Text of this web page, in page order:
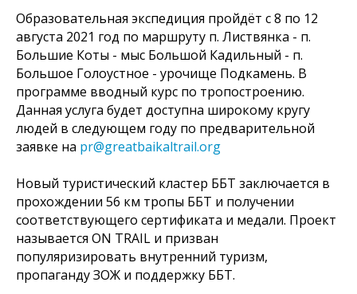
Образовательная экспедиция пройдёт с 8 по 12
августа 2021 год по маршруту п. Листвянка - п.
Большие Коты - мыс Большой Кадильный - п.
Большое Голоустное - урочище Подкамень. В
программе вводный курс по тропостроению.
Данная услуга будет доступна широкому кругу
людей в следующем году по предварительной
заявке на pr@greatbaikaltrail.org
Новый туристический кластер ББТ заключается в
прохождении 56 км тропы ББТ и получении
соответствующего сертификата и медали. Проект
называется ON TRAIL и призван
популяризировать внутренний туризм,
пропаганду ЗОЖ и поддержку ББТ.